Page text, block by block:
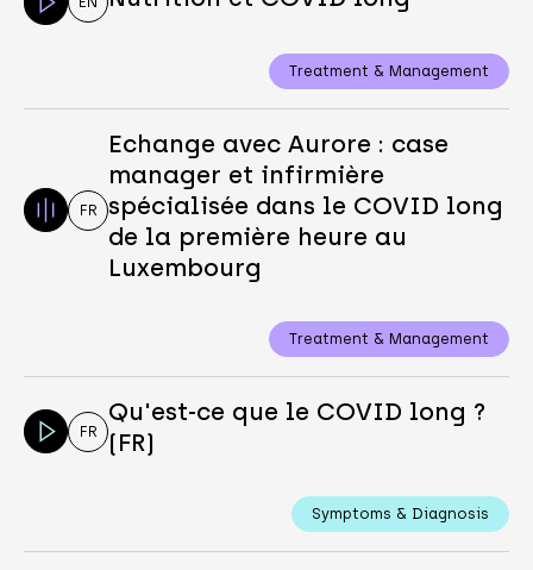
Treatment & Management
FR
Echange avec Aurore : case
manager et infirmière
spécialisée dans le COVID long
de la première heure au
Luxembourg
Treatment & Management
FR
Qu'est-ce que le COVID long ?
(FR)
Symptoms & Diagnosis